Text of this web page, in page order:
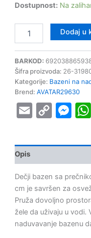
Dostupnost: Na
Dodaj u
BARKOD:
Šifra proizvoda: 26-
Kategorije: Bazeni na
Brend: AVATAR29630
EmailCopy
Opis
Dečji bazen sa
cm je savršen za
Pruža dovoljno
žele da uživaju u vodi.
naduvavanje bazenu